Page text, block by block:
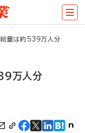
給量は約539万人分
万人分